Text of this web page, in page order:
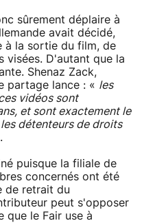
sûrement déplaire à
avait décidé,
à la sortie du film, de
visées. D'autant que la
Shenaz Zack,
partage lance : « les
vidéos sont
et sont exactement le
détenteurs de droits
puisque la filiale de
concernés ont été
de retrait du
peut s'opposer
que le Fair use à